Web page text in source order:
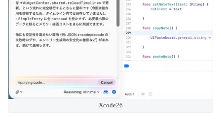
Xcode26